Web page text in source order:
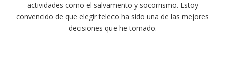
actividades como el salvamento y socorrismo. Estoy
convencido de que elegir teleco ha sido una de las mejores
decisiones que he tomado.